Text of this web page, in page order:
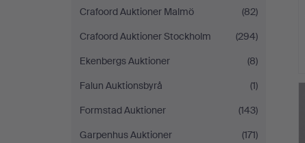
Crafoord Auktioner Malmö
(82)
Crafoord Auktioner Stockholm
(294)
Ekenbergs Auktioner
(8)
Falun Auktionsbyrå
(1)
Formstad Auktioner
(143)
Garpenhus Auktioner
(171)